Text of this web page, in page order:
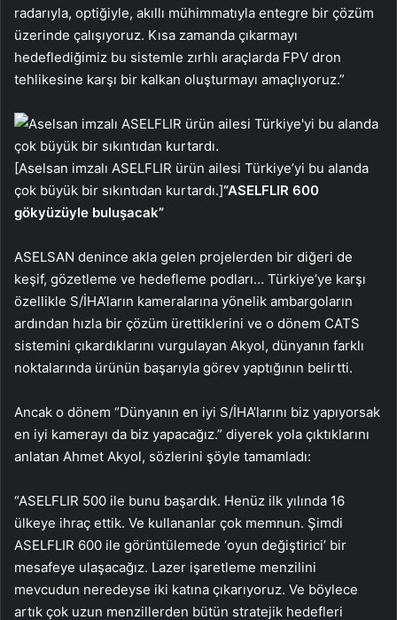
radarıyla, optiğiyle, akıllı mühimmatıyla entegre bir çözüm
üzerinde çalışıyoruz. Kısa zamanda çıkarmayı
hedeflediğimiz bu sistemle zırhlı araçlarda FPV dron
tehlikesine karşı bir kalkan oluşturmayı amaçlıyoruz.”
[Aselsan imzalı ASELFLIR ürün ailesi Türkiye’yi bu alanda
çok büyük bir sıkıntıdan kurtardı.]“ASELFLIR 600
gökyüzüyle buluşacak”
ASELSAN denince akla gelen projelerden bir diğeri de
keşif, gözetleme ve hedefleme podları… Türkiye’ye karşı
özellikle S/İHA’ların kameralarına yönelik ambargoların
ardından hızla bir çözüm ürettiklerini ve o dönem CATS
sistemini çıkardıklarını vurgulayan Akyol, dünyanın farklı
noktalarında ürünün başarıyla görev yaptığının belirtti.
Ancak o dönem “Dünyanın en iyi S/İHA’larını biz yapıyorsak
en iyi kamerayı da biz yapacağız.” diyerek yola çıktıklarını
anlatan Ahmet Akyol, sözlerini şöyle tamamladı:
“ASELFLIR 500 ile bunu başardık. Henüz ilk yılında 16
ülkeye ihraç ettik. Ve kullananlar çok memnun. Şimdi
ASELFLIR 600 ile görüntülemede ‘oyun değiştirici’ bir
mesafeye ulaşacağız. Lazer işaretleme menzilini
mevcudun neredeyse iki katına çıkarıyoruz. Ve böylece
artık çok uzun menzillerden bütün stratejik hedefleri